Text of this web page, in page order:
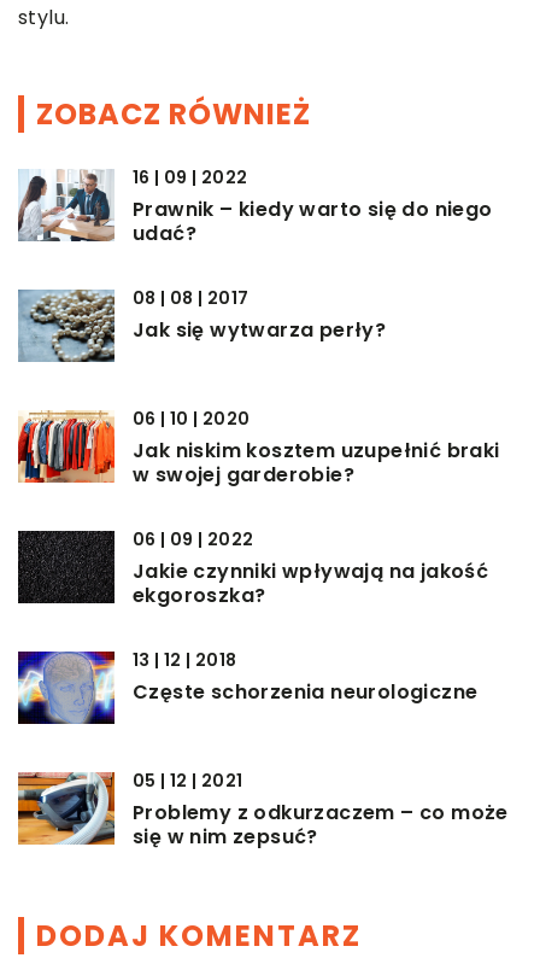
stylu.
ZOBACZ RÓWNIEŻ
16 | 09 | 2022
Prawnik – kiedy warto się do niego
udać?
08 | 08 | 2017
Jak się wytwarza perły?
06 | 10 | 2020
Jak niskim kosztem uzupełnić braki
w swojej garderobie?
06 | 09 | 2022
Jakie czynniki wpływają na jakość
ekgoroszka?
13 | 12 | 2018
Częste schorzenia neurologiczne
05 | 12 | 2021
Problemy z odkurzaczem – co może
się w nim zepsuć?
DODAJ KOMENTARZ